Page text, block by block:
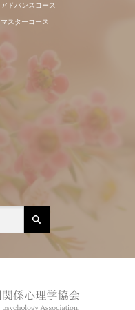
アドバンスコース
マスターコース